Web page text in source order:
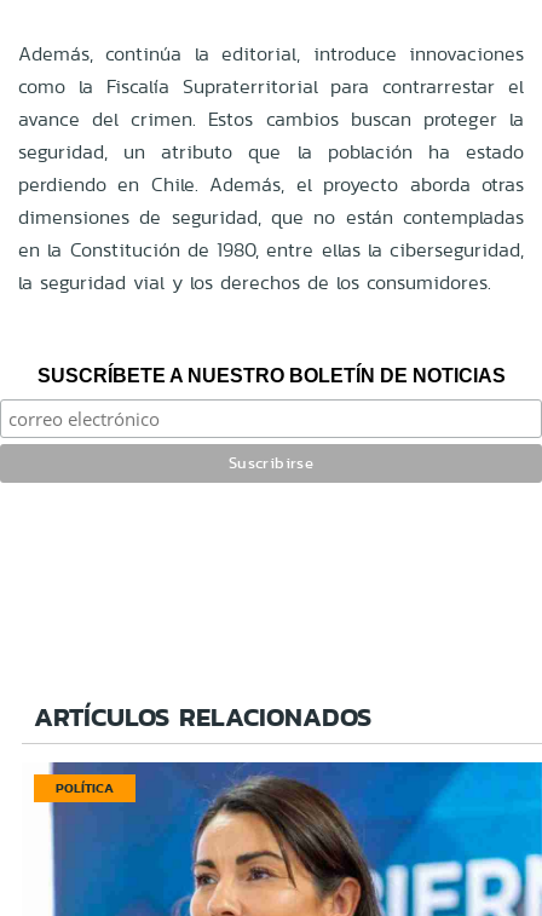
Además, continúa la editorial, introduce innovaciones
como la Fiscalía Supraterritorial para contrarrestar el
avance del crimen. Estos cambios buscan proteger la
seguridad, un atributo que la población ha estado
perdiendo en Chile. Además, el proyecto aborda otras
dimensiones de seguridad, que no están contempladas
en la Constitución de 1980, entre ellas la ciberseguridad,
la seguridad vial y los derechos de los consumidores.
SUSCRÍBETE A NUESTRO BOLETÍN DE NOTICIAS
ARTÍCULOS RELACIONADOS
POLÍTICA